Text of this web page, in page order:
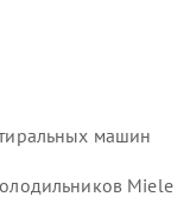
машин
Miele